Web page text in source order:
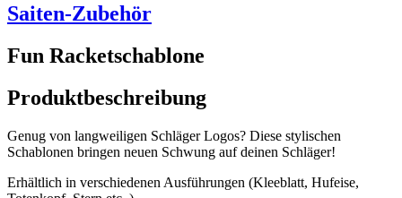
Saiten-Zubehör
Fun Racketschablone
Produktbeschreibung
Genug von langweiligen Schläger Logos? Diese stylischen
Schablonen bringen neuen Schwung auf deinen Schläger!
Erhältlich in verschiedenen Ausführungen (Kleeblatt, Hufeise,